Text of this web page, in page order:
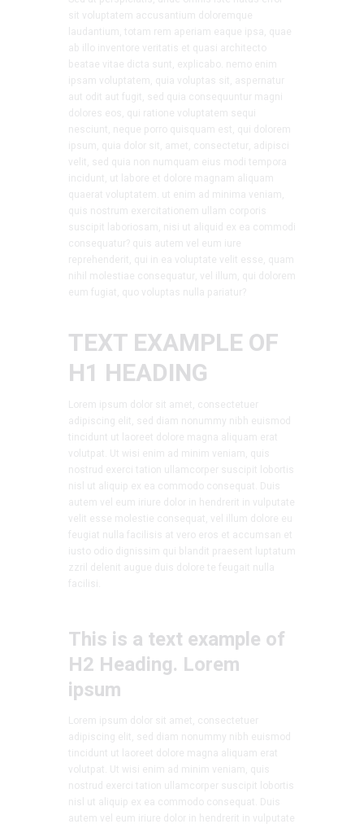
sit voluptatem accusantium doloremque
laudantium, totam rem aperiam eaque ipsa, quae
ab illo inventore veritatis et quasi architecto
beatae vitae dicta sunt, explicabo. nemo enim
ipsam voluptatem, quia voluptas sit, aspernatur
aut odit aut fugit, sed quia consequuntur magni
dolores eos, qui ratione voluptatem sequi
nesciunt, neque porro quisquam est, qui dolorem
ipsum, quia dolor sit, amet, consectetur, adipisci
velit, sed quia non numquam eius modi tempora
incidunt, ut labore et dolore magnam aliquam
quaerat voluptatem. ut enim ad minima veniam,
quis nostrum exercitationem ullam corporis
suscipit laboriosam, nisi ut aliquid ex ea commodi
consequatur? quis autem vel eum iure
reprehenderit, qui in ea voluptate velit esse, quam
nihil molestiae consequatur, vel illum, qui dolorem
eum fugiat, quo voluptas nulla pariatur?
TEXT EXAMPLE OF
H1 HEADING
Lorem ipsum dolor sit amet, consectetuer
adipiscing elit, sed diam nonummy nibh euismod
tincidunt ut laoreet dolore magna aliquam erat
volutpat. Ut wisi enim ad minim veniam, quis
nostrud exerci tation ullamcorper suscipit lobortis
nisl ut aliquip ex ea commodo consequat. Duis
autem vel eum iriure dolor in hendrerit in vulputate
velit esse molestie consequat, vel illum dolore eu
feugiat nulla facilisis at vero eros et accumsan et
iusto odio dignissim qui blandit praesent luptatum
zzril delenit augue duis dolore te feugait nulla
facilisi.
This is a text example of
H2 Heading. Lorem
ipsum
Lorem ipsum dolor sit amet, consectetuer
adipiscing elit, sed diam nonummy nibh euismod
tincidunt ut laoreet dolore magna aliquam erat
volutpat. Ut wisi enim ad minim veniam, quis
nostrud exerci tation ullamcorper suscipit lobortis
nisl ut aliquip ex ea commodo consequat. Duis
autem vel eum iriure dolor in hendrerit in vulputate